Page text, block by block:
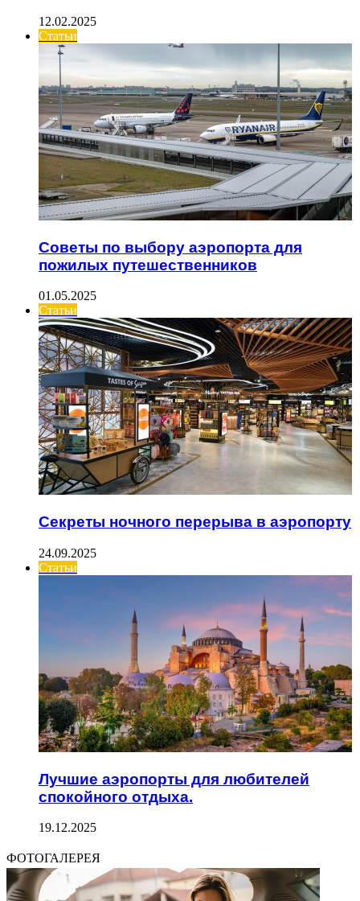
12.02.2025
Статьи
Советы по выбору аэропорта для
пожилых путешественников
01.05.2025
Статьи
Секреты ночного перерыва в аэропорту
24.09.2025
Статьи
Лучшие аэропорты для любителей
спокойного отдыха.
19.12.2025
ФОТОГАЛЕРЕЯ